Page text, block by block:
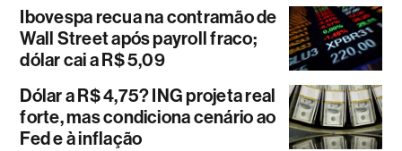
Ibovespa recua na contramão de
Wall Street após payroll fraco;
dólar cai a R$ 5,09
Dólar a R$ 4,75? ING projeta real
forte, mas condiciona cenário ao
Fed e à inflação